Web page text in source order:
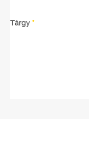
Tárgy *